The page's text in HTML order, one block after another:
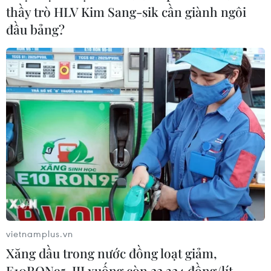
Dòng vốn FDI vào Quảng Ninh
chuyển dịch tích cực về chất lượng
05/08/2026 07:40
Xem thêm
CƠ QUAN CHỦ QUẢN: THÔNG TẤN XÃ VIỆT NAM
Tổng Biên tập: TRẦN TIẾN DUẨN
Phó Tổng Biên tập: NGUYỄN THỊ TÁM, KHÚC THANH
thầy trò HLV Kim Sang-sik cần giành ngôi
đầu bảng?
vietnamplus.vn
Xăng dầu trong nước đồng loạt giảm,